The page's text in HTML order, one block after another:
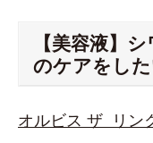
【美容液】
のケアをし
オルビス ザ リン